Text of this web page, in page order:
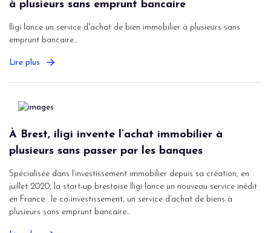
à plusieurs sans emprunt bancaire
Iligi lance un service d'achat de bien immobilier à plusieurs sans
emprunt bancaire...
Lire plus
À Brest, iligi invente l’achat immobilier à
plusieurs sans passer par les banques
Spécialisée dans l’investissement immobilier depuis sa création, en
juillet 2020, la start-up brestoise Iligi lance un nouveau service inédit
en France : le co-investissement, un service d’achat de biens à
plusieurs sans emprunt bancaire...